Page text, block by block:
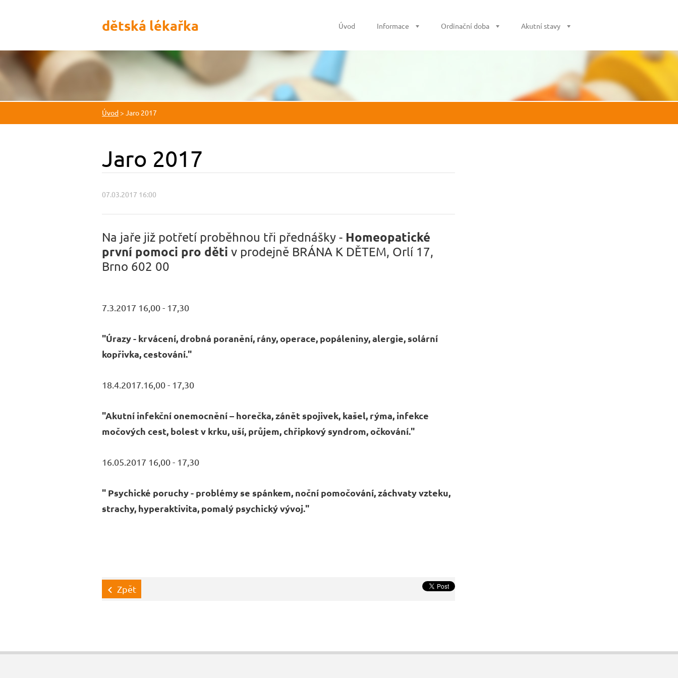
dětská lékařka Úvod Informace Ordinační doba Akutní stavy
Úvod> Jaro 2017
Jaro 2017
07.03.2017 16:00
Na jaře již potřetí proběhnou tři přednášky - Homeopatické
první pomoci pro děti v prodejně BRÁNA K DĚTEM, Orlí 17,
Brno 602 00
7.3.2017 16,00 - 17,30
"Úrazy - krvácení, drobná poranění, rány, operace, popáleniny, alergie, solární
kopřivka, cestování."
18.4.2017.16,00 - 17,30
"Akutní infekční onemocnění – horečka, zánět spojivek, kašel, rýma, infekce
močových cest, bolest v krku, uší, průjem, chřipkový syndrom, očkování."
16.05.2017 16,00 - 17,30
" Psychické poruchy - problémy se spánkem, noční pomočování, záchvaty vzteku,
strachy, hyperaktivita, pomalý psychický vývoj."
Zpět